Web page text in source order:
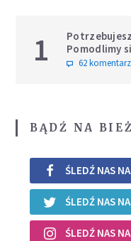
1
Pomodlimy
intencji
62
BĄDŹ NA
ŚLEDŹ NAS
ŚLEDŹ NAS
ŚLEDŹ NAS